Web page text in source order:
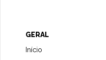
GERAL
Início